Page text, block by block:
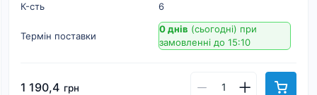
К-cть
6
Термін поставки
0 днів (сьогодні) при
замовленні до 15:10
1 190,4 грн